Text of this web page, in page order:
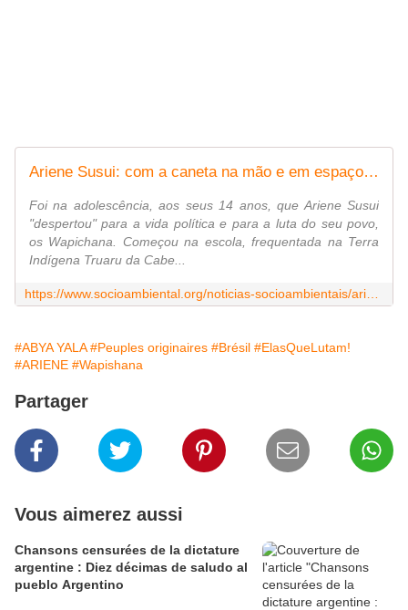
Ariene Susui: com a caneta na mão e em espaços de poder! | ISA
Foi na adolescência, aos seus 14 anos, que Ariene Susui
"despertou" para a vida política e para a luta do seu povo,
os Wapichana. Começou na escola, frequentada na Terra
Indígena Truaru da Cabe...
#ABYA YALA #Peuples originaires #Brésil #ElasQueLutam!
#ARIENE #Wapishana
Partager
Vous aimerez aussi
Chansons censurées de la dictature
argentine : Diez décimas de saludo al
pueblo Argentino